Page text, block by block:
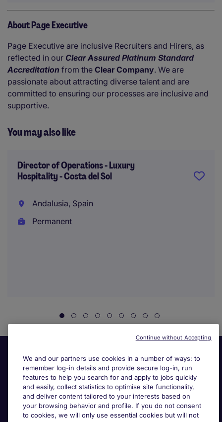
About Page Executive
Page Executive are inclusive Recruiters and Hirers, as
reflected in our Clear Assured Platinum Standard
Accreditation from the Clear Company. We are
passionate about attracting diverse talent and are
committed to ensuring our processes are inclusive and
supportive.
You may also like
Director of Operations - Luxury
Hospitality - Costa del Sol
Andalusia, Spain
Permanent
Useful links
We and our partners use cookies in a number of ways: to
remember log-in details and provide secure log-in, run
features to help you search for and apply to jobs quickly
and easily, collect statistics to optimise site functionality,
and deliver content tailored to your interests based on
your browsing behavior and profile. If you do not consent
to cookies, we will only use essential cookies but will not
Continue without Accepting